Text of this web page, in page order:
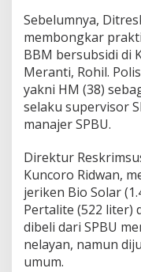
Sebelumnya,
membongkar
BBM bersubsidi di
Meranti, Rohil.
yakni HM (38)
selaku supervisor
manajer SPBU.
Direktur
Kuncoro Ridwan,
jeriken Bio Solar
Pertalite (522 liter)
dibeli dari SPBU
nelayan, namun
umum.